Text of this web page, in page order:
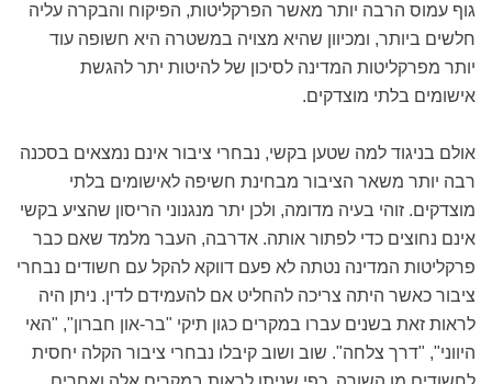
גוף עמוס הרבה יותר מאשר הפרקליטות, הפיקוח והבקרה עליה
חלשים ביותר, ומכיוון שהיא מצויה במשטרה היא חשופה עוד
יותר מפרקליטות המדינה לסיכון של להיטות יתר להגשת
אישומים בלתי מוצדקים.
אולם בניגוד למה שטען בקשי, נבחרי ציבור אינם נמצאים בסכנה
רבה יותר משאר הציבור מבחינת חשיפה לאישומים בלתי
מוצדקים. זוהי בעיה מדומה, ולכן יתר מנגנוני הריסון שהציע בקשי
אינם נחוצים כדי לפתור אותה. אדרבה, העבר מלמד שאם כבר
פרקליטות המדינה נטתה לא פעם דווקא להקל עם חשודים נבחרי
ציבור כאשר היתה צריכה להחליט אם להעמידם לדין. ניתן היה
לראות זאת בשנים עברו במקרים כגון תיקי "בר-און חברון", "האי
היווני", "דרך צלחה". שוב ושוב קיבלו נבחרי ציבור הקלה יחסית